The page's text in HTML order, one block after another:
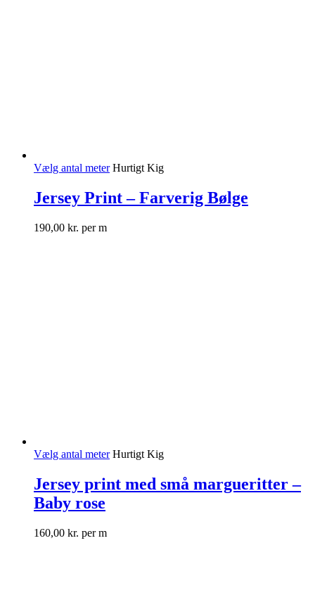
Vælg antal meter Hurtigt Kig
Jersey Print – Farverig Bølge
190,00 kr. per m
Vælg antal meter Hurtigt Kig
Jersey print med små margueritter –
Baby rose
160,00 kr. per m